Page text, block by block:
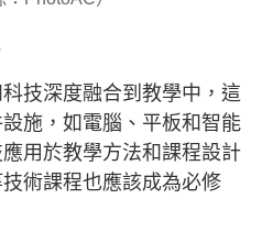
技深度融合到教學中，這
施，如電腦、平板和智能
用於教學方法和課程設計
術課程也應該成為必修